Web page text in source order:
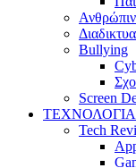
Bullying
Screen
ΤΕΧΝΟΛΟΓΙΑ
Tech